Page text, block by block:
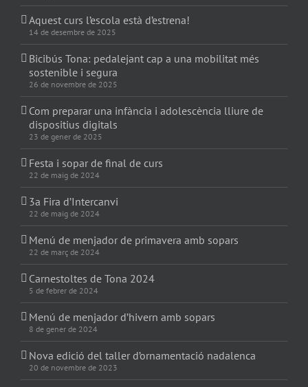
Aquest curs l’escola està d’estrena!
14 de desembre de 2025
Bicibús Tona: pedalejant cap a una mobilitat més
sostenible i segura
26 de novembre de 2025
Com preparar una infància i adolescència lliure de
dispositius digitals
23 de gener de 2025
Festa i sopar de final de curs
22 de maig de 2024
3a Fira d’Intercanvi
22 de maig de 2024
Menú de menjador de primavera amb sopars
22 de març de 2024
Carnestoltes de Tona 2024
5 de febrer de 2024
Menú de menjador d’hivern amb sopars
8 de gener de 2024
Nova edició del taller d’ornamentació nadalenca
20 de novembre de 2023